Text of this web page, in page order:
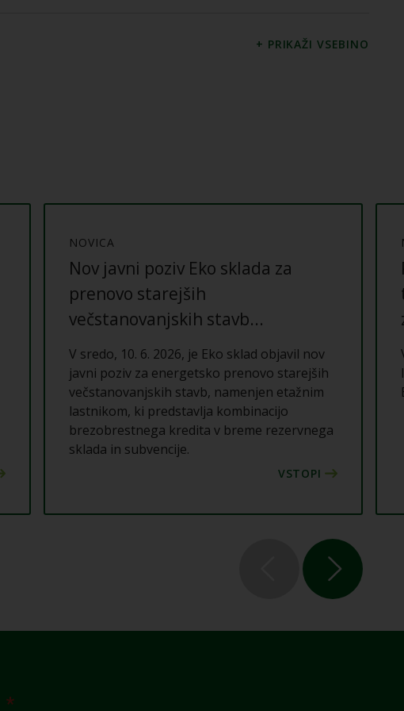
NOVICA
Nov javni poziv Eko sklada za
prenovo starejših
večstanovanjskih stavb...
V sredo, 10. 6. 2026, je Eko sklad objavil nov
javni poziv za energetsko prenovo starejših
večstanovanjskih stavb, namenjen etažnim
lastnikom, ki predstavlja kombinacijo
brezobrestnega kredita v breme rezervnega
sklada in subvencije.